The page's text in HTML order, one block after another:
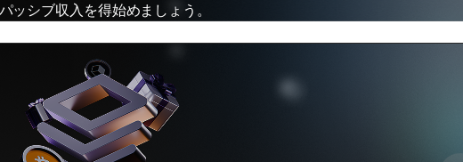
ッシブ収入を得始めましょう。